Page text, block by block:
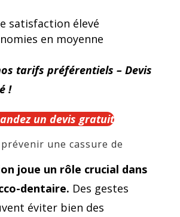
satisfaction élevé
en moyenne
tarifs préférentiels – Devis
!
un devis gratuit
une cassure de
joue un rôle crucial dans
dentaire. Des gestes
éviter bien des